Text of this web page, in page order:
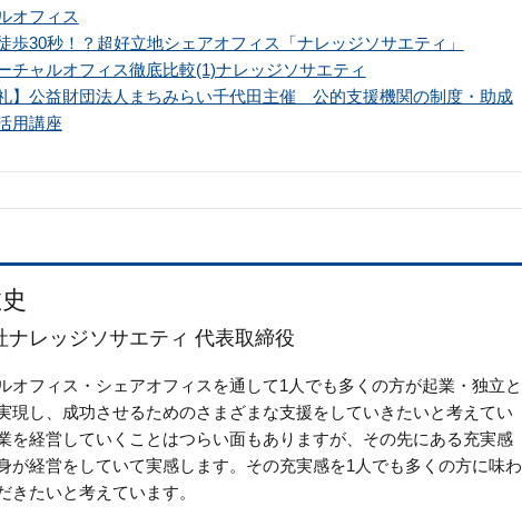
オフィス
歩30秒！？超好立地シェアオフィス「ナレッジソサエティ」
チャルオフィス徹底比較(1)ナレッジソサエティ
礼】公益財団法人まちみらい千代田主催 公的支援機関の制度・助成
用講座
ナレッジソサエティ 代表取締役
オフィス・シェアオフィスを通して1人でも多くの方が起業・独立と
現し、成功させるためのさまざまな支援をしていきたいと考えてい
を経営していくことはつらい面もありますが、その先にある充実感
が経営をしていて実感します。その充実感を1人でも多くの方に味わ
きたいと考えています。